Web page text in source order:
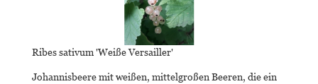
Ribes sativum 'Weiße Versailler'
Johannisbeere mit weißen, mittelgroßen Beeren, die ein